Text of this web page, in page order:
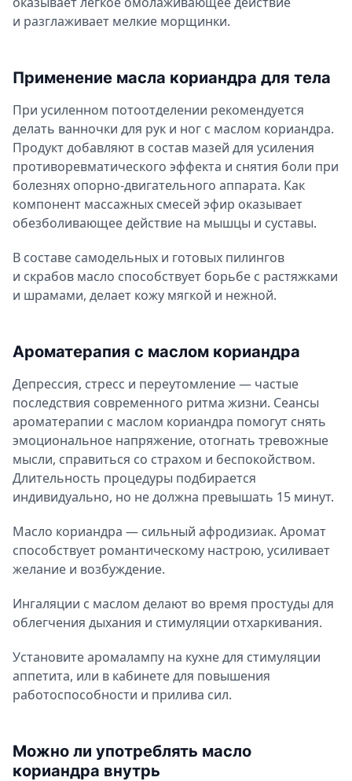
и разглаживает мелкие морщинки.
Применение масла кориандра для тела
При усиленном потоотделении рекомендуется
делать ванночки для рук и ног с маслом кориандра.
Продукт добавляют в состав мазей для усиления
противоревматического эффекта и снятия боли при
болезнях опорно-двигательного аппарата. Как
компонент массажных смесей эфир оказывает
обезболивающее действие на мышцы и суставы.
В составе самодельных и готовых пилингов
и скрабов масло способствует борьбе с растяжками
и шрамами, делает кожу мягкой и нежной.
Ароматерапия с маслом кориандра
Депрессия, стресс и переутомление — частые
последствия современного ритма жизни. Сеансы
ароматерапии с маслом кориандра помогут снять
эмоциональное напряжение, отогнать тревожные
мысли, справиться со страхом и беспокойством.
Длительность процедуры подбирается
индивидуально, но не должна превышать 15 минут.
Масло кориандра — сильный афродизиак. Аромат
способствует романтическому настрою, усиливает
желание и возбуждение.
Ингаляции с маслом делают во время простуды для
облегчения дыхания и стимуляции отхаркивания.
Установите аромалампу на кухне для стимуляции
аппетита, или в кабинете для повышения
работоспособности и прилива сил.
Можно ли употреблять масло
кориандра внутрь